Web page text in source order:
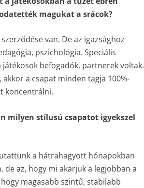
magukat a srácok?
van. De az igazsághoz
pszichológia. Speciális
befogadók, partnerek voltak.
a csapat minden tagja 100%-
koncentrálni.
milyen stílusú csapatot igyekszel
a hátrahagyott hónapokban
de az, hogy mi akarjuk a legjobban a
magasabb szintű, stabilabb